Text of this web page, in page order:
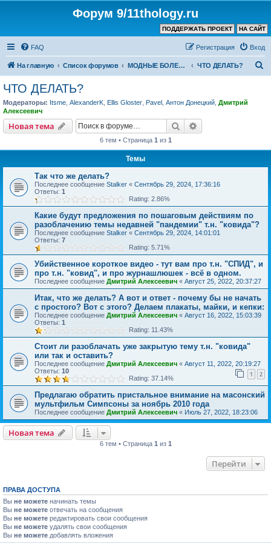
Форум 9/11thology.ru
НА САЙТ
ПОДДЕРЖАТЬ ПРОЕКТ
FAQ Вход
Регистрация
На главную Список форумов МОДНЫЕ БОЛЕЗНИ ЧТО ДЕЛАТЬ?
ЧТО ДЕЛАТЬ?
Модераторы: Itsme AlexanderK Ellis Gloster Pavel Антон Донецкий Дмитрий
Алексеевич
Новая тема Поиск
6 тем • Страница 1 из 1
Темы
Так что же делать?
Последнее сообщение Stalker « Сентябрь 29, 2024, 17:36:16
Ответы: 1
Rating: 2.86%
Какие будут предложения по пошаговым действиям по
разоблачению темы недавней "пандемии" т.н. "ковида"?
Последнее сообщение Stalker « Сентябрь 29, 2024, 14:01:01
Ответы: 7
Rating: 5.71%
Убийственное короткое видео - тут вам про т.н. "СПИД", и
про т.н. "ковид", и про журнашлюшек - всё в одном.
Последнее сообщение Дмитрий Алексеевич « Август 25, 2022, 20:37:27
Итак, что же делать? А вот и ответ - почему бы не начать
с простого? Вот с этого? Делаем плакаты, майки, и кепки:
Последнее сообщение Дмитрий Алексеевич « Август 16, 2022, 15:03:39
Ответы: 1
Rating: 11.43%
Стоит ли разоблачать уже закрытую тему т.н. "ковида"
или так и оставить?
Последнее сообщение Дмитрий Алексеевич « Август 11, 2022, 20:19:27
Ответы: 10 1 2
Rating: 37.14%
Предлагаю обратить пристальное внимание на масонский
мультфильм Симпсоны за ноябрь 2010 года
Последнее сообщение Дмитрий Алексеевич « Июль 27, 2022, 18:23:06
Новая тема
6 тем • Страница 1 из 1
Перейти
ПРАВА ДОСТУПА
Вы не можете начинать темы
Вы не можете отвечать на сообщения
Вы не можете редактировать свои сообщения
Вы не можете удалять свои сообщения
Вы не можете добавлять вложения